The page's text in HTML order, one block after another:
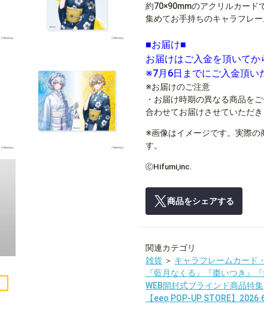
約70×90mmのアクリルカード
集めてお手持ちのキャラフレ
■お届け■
お届けはご入金を頂いてか
※7月6日までにご入金頂い
※お届けのご注意
・お届け時期の異なる商品を
合わせてお届けさせていただき
※画像はイメージです。実際の
す。
ⒸHifumi,inc.
商品をシェアする
関連カテゴリ
雑貨 ＞ キャラフレームカード
『藍月なくる』『棗いつき』
WEB開封式ブラインド商品特集
【eeo POP-UP STORE】